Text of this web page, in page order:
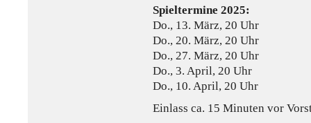
Spieltermine 2025:
Do., 13. März, 20 Uhr
Do., 20. März, 20 Uhr
Do., 27. März, 20 Uhr
Do., 3. April, 20 Uhr
Do., 10. April, 20 Uhr
Einlass ca. 15 Minuten vor